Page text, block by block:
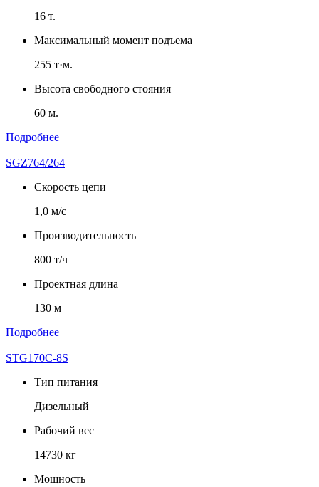
16 т.
Максимальный момент подъема
255 т·м.
Высота свободного стояния
60 м.
Подробнее
SGZ764/264
Скорость цепи
1,0 м/с
Производительность
800 т/ч
Проектная длина
130 м
Подробнее
STG170C-8S
Тип питания
Дизельный
Рабочий вес
14730 кг
Мощность